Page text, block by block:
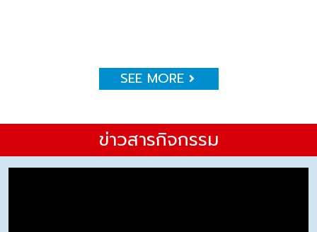
SEE MORE
ข่าวสารกิจกรรม